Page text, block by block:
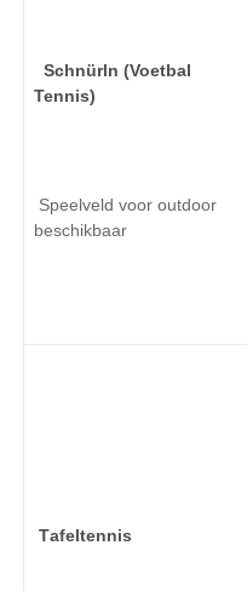
Schnürln (Voetbal
Tennis)
Speelveld voor outdoor
beschikbaar
Tafeltennis